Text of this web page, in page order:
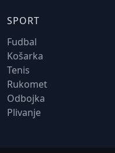
SPORT
Fudbal
Košarka
Tenis
Rukomet
Odbojka
Plivanje